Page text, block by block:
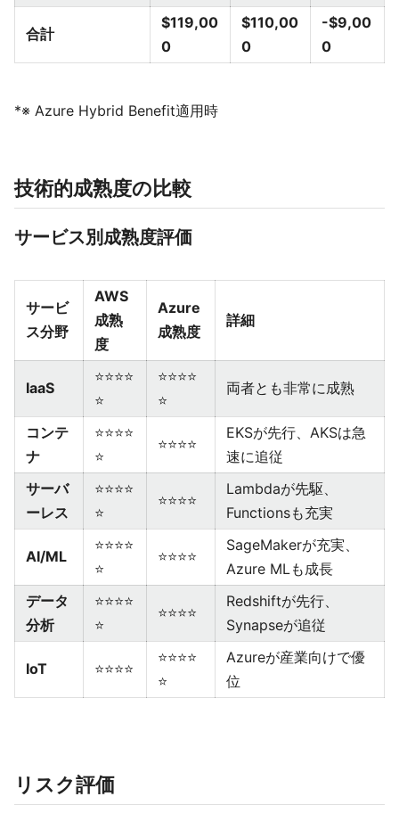
合計
$119,00
0
$110,00
0
-$9,00
0
*※ Azure Hybrid Benefit適用時
技術的成熟度の比較
サービス別成熟度評価
サービ
ス分野
AWS
成熟
度
Azure
成熟度
詳細
IaaS
⭐⭐⭐⭐
⭐
⭐⭐⭐⭐
⭐
両者とも非常に成熟
コンテ
ナ
⭐⭐⭐⭐
⭐
⭐⭐⭐⭐
EKSが先行、AKSは急
速に追従
サーバ
ーレス
⭐⭐⭐⭐
⭐
⭐⭐⭐⭐
Lambdaが先駆、
Functionsも充実
AI/ML
⭐⭐⭐⭐
⭐
⭐⭐⭐⭐
SageMakerが充実、
Azure MLも成長
データ
分析
⭐⭐⭐⭐
⭐
⭐⭐⭐⭐
Redshiftが先行、
Synapseが追従
IoT ⭐⭐⭐⭐
⭐⭐⭐⭐
⭐
Azureが産業向けで優
位
リスク評価